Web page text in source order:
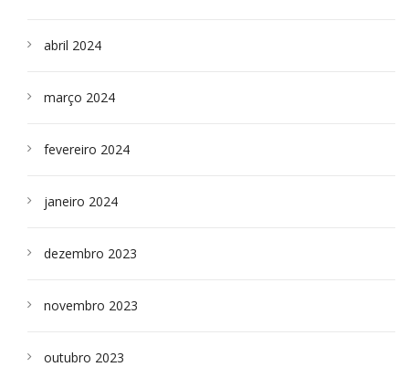
abril 2024
março 2024
fevereiro 2024
janeiro 2024
dezembro 2023
novembro 2023
outubro 2023